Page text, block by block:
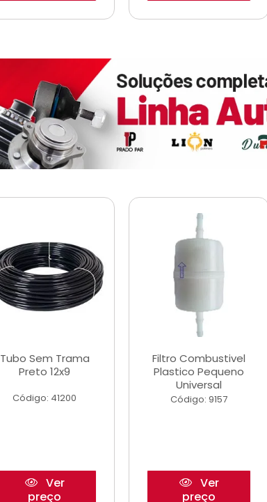
Tubo Sem Trama
Preto 12x9
Código: 41200
Ver
preço
Filtro Combustivel
Plastico Pequeno
Universal
Código: 9157
Ver
preço